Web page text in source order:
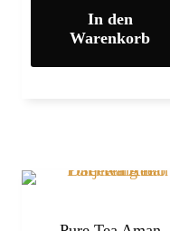
In den
Warenkorb